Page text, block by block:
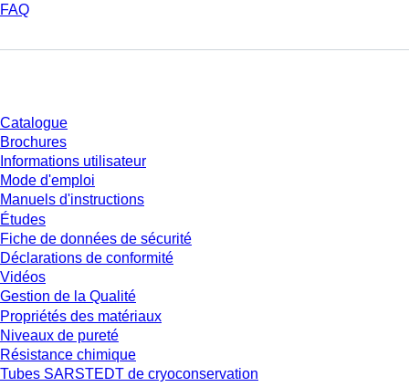
FAQ
Catalogue
Brochures
Informations utilisateur
Mode d'emploi
Manuels d'instructions
Études
Fiche de données de sécurité
Déclarations de conformité
Vidéos
Gestion de la Qualité
Propriétés des matériaux
Niveaux de pureté
Résistance chimique
Tubes SARSTEDT de cryoconservation